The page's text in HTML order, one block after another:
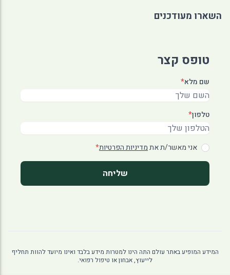
השארו מעודכנים
טופס קצר
שם מלא*
טלפון*
אני מאשר/ת אתמדיניות הפרטיות*
שליחה
המידע המופיע באתר עולם התה הינו למטרות מידע בלבד ואינו מיועד להוות תחליף
לייעוץ, אבחון או טיפול רפואי.